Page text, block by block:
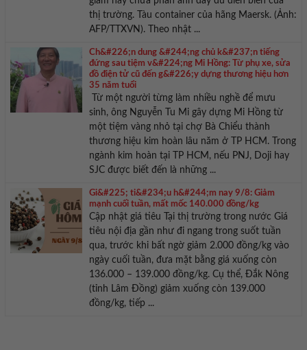
thị trường. Tàu container của hãng Maersk. (Ảnh:
AFP/TTXVN). Theo nhật ...
Ch&#226;n dung &#244;ng chủ k&#237;n tiếng
đứng sau tiệm v&#224;ng Mi Hồng: Từ phụ xe, sửa
đồ điện tử cũ đến g&#226;y dựng thương hiệu hơn
35 năm tuổi
Từ một người từng làm nhiều nghề để mưu
sinh, ông Nguyễn Tu Mi gây dựng Mi Hồng từ
một tiệm vàng nhỏ tại chợ Bà Chiểu thành
thương hiệu kim hoàn lâu năm ở TP HCM. Trong
ngành kim hoàn tại TP HCM, nếu PNJ, Doji hay
SJC được biết đến là những ...
Gi&#225; ti&#234;u h&#244;m nay 9/8: Giảm
mạnh cuối tuần, mất mốc 140.000 đồng/kg
Cập nhật giá tiêu Tại thị trường trong nước Giá
tiêu nội địa gần như đi ngang trong suốt tuần
qua, trước khi bất ngờ giảm 2.000 đồng/kg vào
ngày cuối tuần, đưa mặt bằng giá xuống còn
136.000 – 139.000 đồng/kg. Cụ thể, Đắk Nông
(tỉnh Lâm Đồng) giảm xuống còn 139.000
đồng/kg, tiếp ...